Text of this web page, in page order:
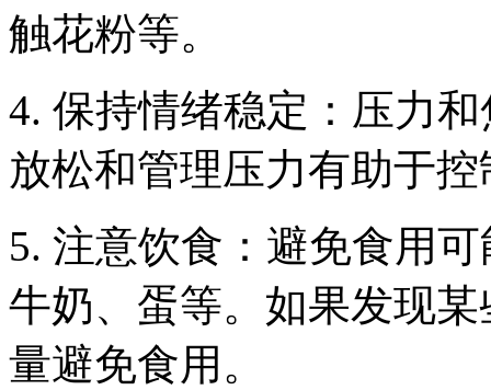
触花粉等。
4. 保持情绪稳定：压力
放松和管理压力有助于
5. 注意饮食：避免食用
牛奶、蛋等。如果发现
量避免食用。